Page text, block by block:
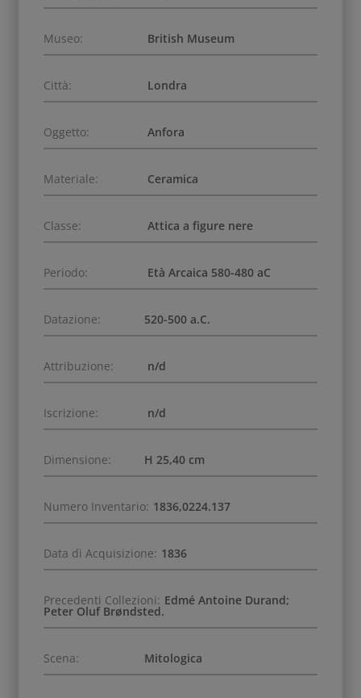
Museo: British Museum
Città: Londra
Oggetto: Anfora
Materiale: Ceramica
Classe: Attica a figure nere
Periodo: Età Arcaica 580-480 aC
Datazione: 520-500 a.C.
Attribuzione: n/d
Iscrizione: n/d
Dimensione: H 25,40 cm
Numero Inventario: 1836,0224.137
Data di Acquisizione: 1836
Precedenti Collezioni: Edmé Antoine Durand;
Peter Oluf Brøndsted.
Scena: Mitologica